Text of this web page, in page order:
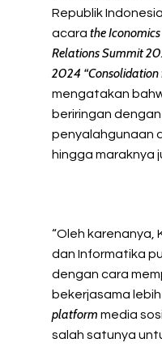
Republik
acara the
Relations Summit
2024
mengatakan
beriringan
penyalahgunaan
hingga maraknya
“Oleh karenanya,
dan Informatika
dengan cara
bekerjasama
platform media
salah satunya